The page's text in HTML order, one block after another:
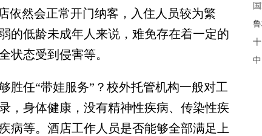
依然会正常开门纳客，入住人员较为繁
的低龄未成年人来说，难免存在着一定的
状态受到侵害等。
任“带娃服务”？校外托管机构一般对工
，身体健康，没有精神性疾病、传染性疾
病等。酒店工作人员是否能够全部满足上